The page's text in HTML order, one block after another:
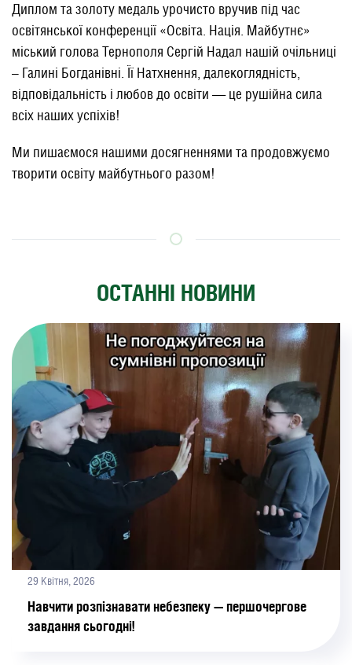
Диплом та золоту медаль урочисто вручив під час
освітянської конференції «Освіта. Нація. Майбутнє»
міський голова Тернополя Сергій Надал нашій очільниці
– Галині Богданівні. Її Натхнення, далекоглядність,
відповідальність і любов до освіти — це рушійна сила
всіх наших успіхів!
Ми пишаємося нашими досягненнями та продовжуємо
творити освіту майбутнього разом!
ОСТАННІ НОВИНИ
29 Квітня, 2026
Навчити розпізнавати небезпеку — першочергове
завдання сьогодні!